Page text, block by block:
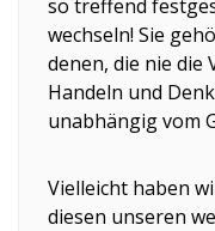
so treffend
wechseln! Sie
denen, die nie
Handeln und
unabhängig vom
Vielleicht haben
diesen unseren